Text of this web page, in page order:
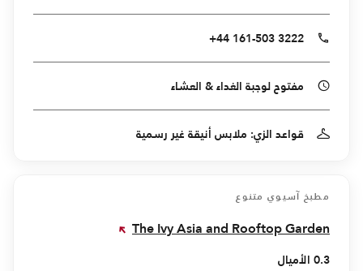
+44 161-503 3222
مفتوح لوجبة الغداء & العشاء
قواعد الزي: ملابس أنيقة غير رسمية
مطبخ آسيوي متنوع
The Ivy Asia and Rooftop Garden
0.3 الأميال